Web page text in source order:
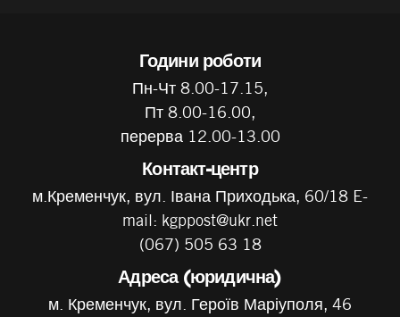
Години роботи
Пн-Чт 8.00-17.15,
Пт 8.00-16.00,
перерва 12.00-13.00
Контакт-центр
м.Кременчук, вул. Івана Приходька, 60/18 E-
mail: kgppost@ukr.net
(067) 505 63 18
Адреса (юридична)
м. Кременчук, вул. Героїв Маріуполя, 46